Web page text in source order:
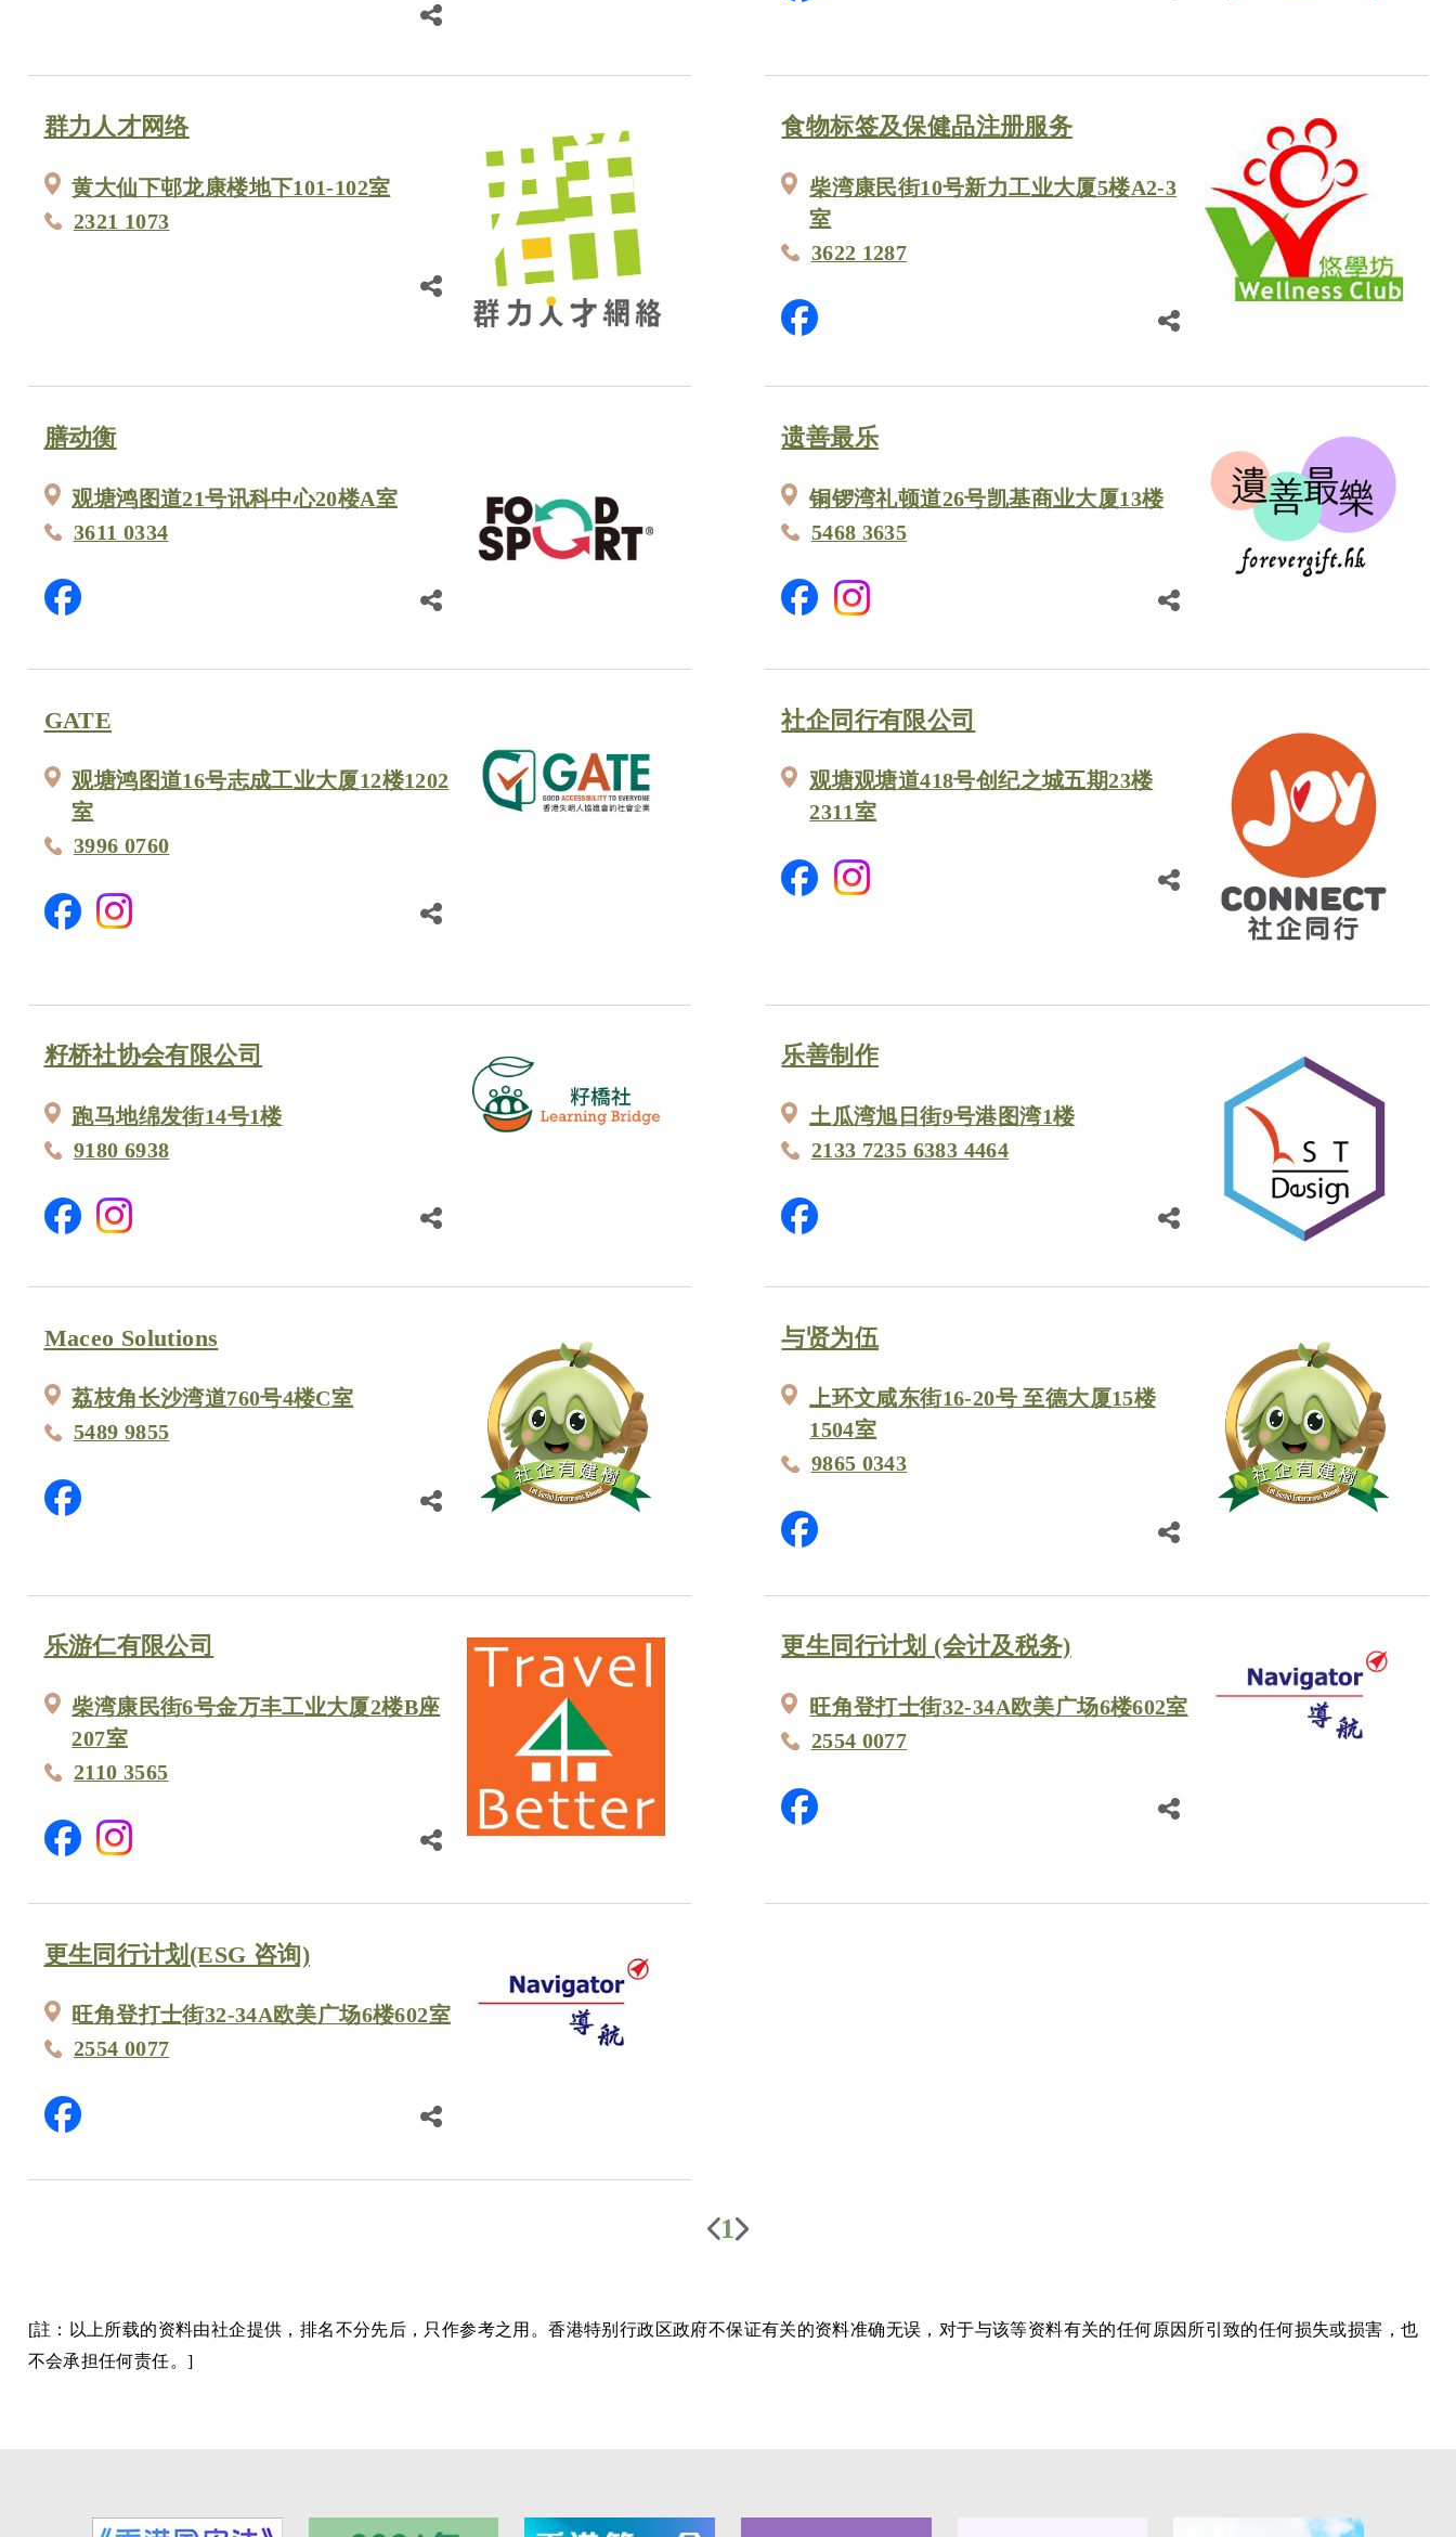
群力人才网络
黄大仙下邨龙康楼地下101-102室
2321 1073
食物标签及保健品注册服务
柴湾康民街10号新力工业大厦5楼A2-3
室
3622 1287
膳动衡
观塘鸿图道21号讯科中心20楼A室
3611 0334
遗善最乐
铜锣湾礼顿道26号凯基商业大厦13楼
5468 3635
GATE
观塘鸿图道16号志成工业大厦12楼1202
室
3996 0760
社企同行有限公司
观塘观塘道418号创纪之城五期23楼
2311室
籽桥社协会有限公司
跑马地绵发街14号1楼
9180 6938
乐善制作
土瓜湾旭日街9号港图湾1楼
2133 7235 6383 4464
Maceo Solutions
荔枝角长沙湾道760号4楼C室
5489 9855
与贤为伍
上环文咸东街16-20号 至德大厦15楼
1504室
9865 0343
乐游仁有限公司
柴湾康民街6号金万丰工业大厦2楼B座
207室
2110 3565
更生同行计划 (会计及税务)
旺角登打士街32-34A欧美广场6楼602室
2554 0077
更生同行计划(ESG 咨询)
旺角登打士街32-34A欧美广场6楼602室
2554 0077
1
[註：以上所载的资料由社企提供，排名不分先后，只作参考之用。香港特别行政区政府不保证有关的资料准确无误，对于与该等资料有关的任何原因所引致的任何损失或损害，也
不会承担任何责任。]